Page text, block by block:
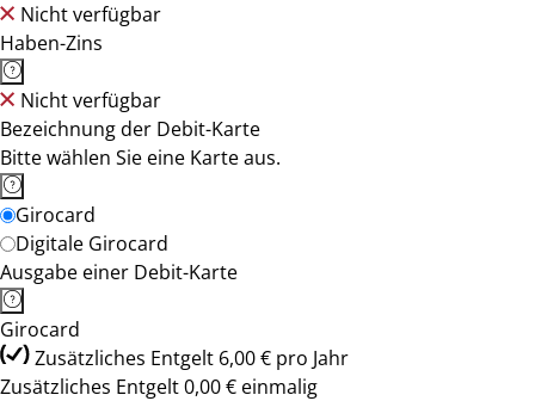
Nicht verfügbar
Haben-Zins
Nicht verfügbar
Bezeichnung der Debit-Karte
Bitte wählen Sie eine Karte aus.
Girocard
Digitale Girocard
Ausgabe einer Debit-Karte
Girocard
Zusätzliches Entgelt 6,00 € pro Jahr
Zusätzliches Entgelt 0,00 € einmalig